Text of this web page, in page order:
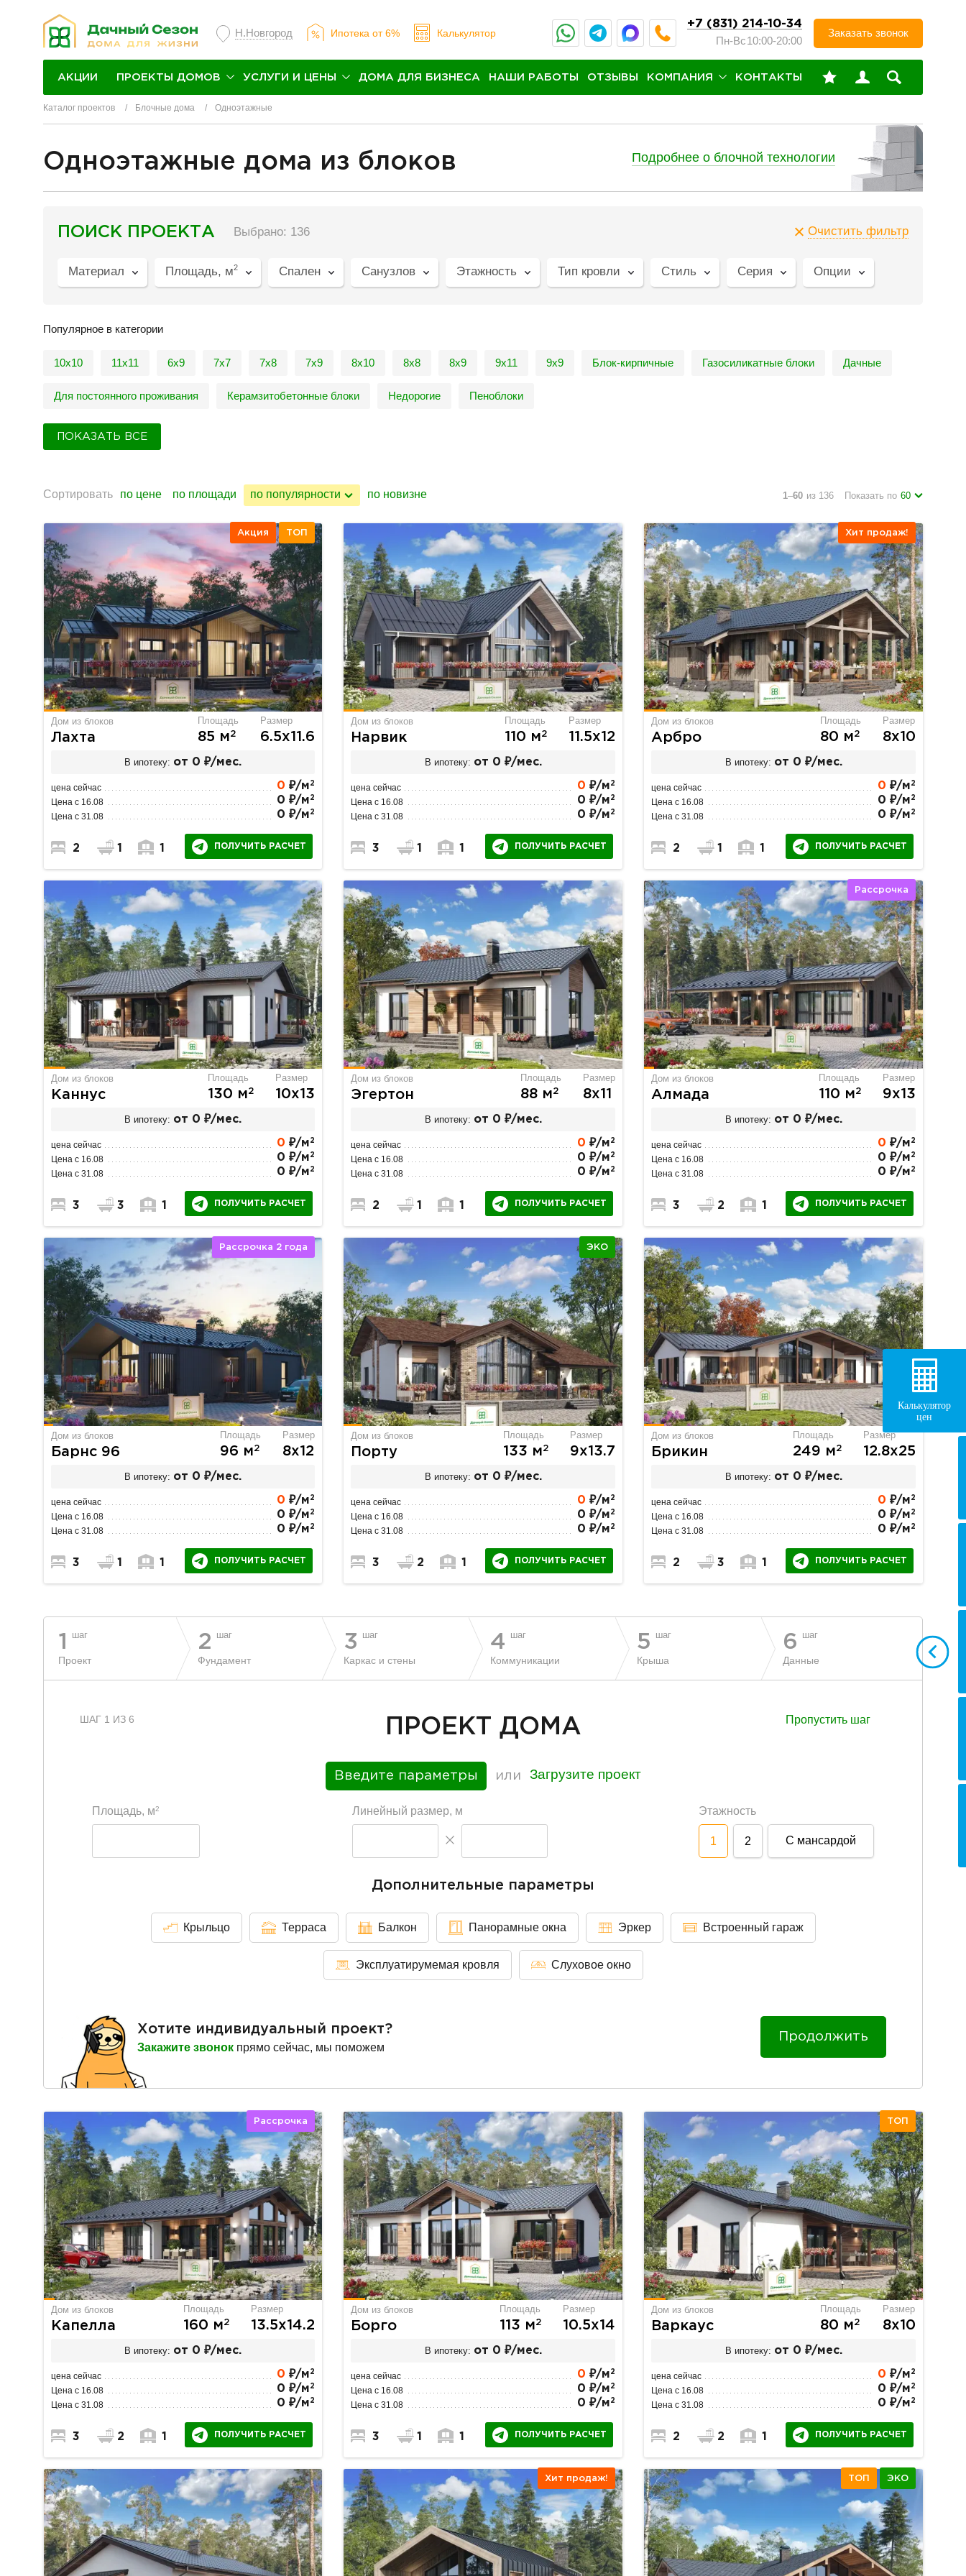
Н.Новгород Ипотека от 6% Калькулятор
+7 (831) 214-10-34
Пн-Вс10:00-20:00
Заказать звонок
АКЦИИ ПРОЕКТЫ ДОМОВ УСЛУГИ И ЦЕНЫ ДОМА ДЛЯ БИЗНЕСА НАШИ РАБОТЫ ОТЗЫВЫ КОМПАНИЯ КОНТАКТЫ
Каталог проектов Блочные дома Одноэтажные
Одноэтажные дома из блоков Подробнее о блочной технологии
ПОИСК ПРОЕКТА Выбрано: 136 Очистить фильтр
Материал Площадь, м2 Спален Санузлов Этажность Тип кровли Стиль Серия Опции
Популярное в категории
10х10 11х11 6х9 7х7 7х8 7х9 8х10 8х8 8х9 9х11 9х9 Блок-кирпичные Газосиликатные блоки Дачные
Для постоянного проживания Керамзитобетонные блоки Недорогие Пеноблоки
ПОКАЗАТЬ ВСЕ
Сортировать по цене по площади по популярности по новизне 1–60 из 136 Показать по 60
Акция ТОП
Дом из блоков
Лахта
Площадь
85 м2
Размер
6.5х11.6
В ипотеку: от 0 ₽/мес.
цена сейчас 0 ₽/м 2
Цена с 16.08 0 ₽/м 2
Цена с 31.08 0 ₽/м 2
2 1 1 ПОЛУЧИТЬ РАСЧЕТ
Дом из блоков
Нарвик
Площадь
110 м2
Размер
11.5х12
В ипотеку: от 0 ₽/мес.
цена сейчас 0 ₽/м 2
Цена с 16.08 0 ₽/м 2
Цена с 31.08 0 ₽/м 2
3 1 1 ПОЛУЧИТЬ РАСЧЕТ
Хит продаж!
Дом из блоков
Арбро
Площадь
80 м2
Размер
8х10
В ипотеку: от 0 ₽/мес.
цена сейчас 0 ₽/м 2
Цена с 16.08 0 ₽/м 2
Цена с 31.08 0 ₽/м 2
2 1 1 ПОЛУЧИТЬ РАСЧЕТ
Дом из блоков
Каннус
Площадь
130 м2
Размер
10х13
В ипотеку: от 0 ₽/мес.
цена сейчас 0 ₽/м 2
Цена с 16.08 0 ₽/м 2
Цена с 31.08 0 ₽/м 2
3 3 1 ПОЛУЧИТЬ РАСЧЕТ
Дом из блоков
Эгертон
Площадь
88 м2
Размер
8х11
В ипотеку: от 0 ₽/мес.
цена сейчас 0 ₽/м 2
Цена с 16.08 0 ₽/м 2
Цена с 31.08 0 ₽/м 2
2 1 1 ПОЛУЧИТЬ РАСЧЕТ
Рассрочка
Дом из блоков
Алмада
Площадь
110 м2
Размер
9х13
В ипотеку: от 0 ₽/мес.
цена сейчас 0 ₽/м 2
Цена с 16.08 0 ₽/м 2
Цена с 31.08 0 ₽/м 2
3 2 1 ПОЛУЧИТЬ РАСЧЕТ
Рассрочка 2 года
Дом из блоков
Барнс 96
Площадь
96 м2
Размер
8х12
В ипотеку: от 0 ₽/мес.
цена сейчас 0 ₽/м 2
Цена с 16.08 0 ₽/м 2
Цена с 31.08 0 ₽/м 2
3 1 1 ПОЛУЧИТЬ РАСЧЕТ
ЭКО
Дом из блоков
Порту
Площадь
133 м2
Размер
9х13.7
В ипотеку: от 0 ₽/мес.
цена сейчас 0 ₽/м 2
Цена с 16.08 0 ₽/м 2
Цена с 31.08 0 ₽/м 2
3 2 1 ПОЛУЧИТЬ РАСЧЕТ
Дом из блоков
Брикин
Площадь
249 м2
Размер
12.8х25
В ипотеку: от 0 ₽/мес.
цена сейчас 0 ₽/м 2
Цена с 16.08 0 ₽/м 2
Цена с 31.08 0 ₽/м 2
2 3 1 ПОЛУЧИТЬ РАСЧЕТ
1 шаг
Проект
2 шаг
Фундамент
3 шаг
Каркас и стены
4 шаг
Коммуникации
5 шаг
Крыша
6 шаг
Данные
ШАГ 1 ИЗ 6 ПРОЕКТ ДОМА Пропустить шаг
Введите параметры или Загрузите проект
Площадь, м2 Линейный размер, м Этажность
1 2 С мансардой
Дополнительные параметры
Крыльцо Терраса Балкон Панорамные окна Эркер Встроенный гараж
Эксплуатирумемая кровля Слуховое окно
Хотите индивидуальный проект?
Закажите звонок прямо сейчас, мы поможем
Продолжить
Рассрочка
Дом из блоков
Капелла
Площадь
160 м2
Размер
13.5х14.2
В ипотеку: от 0 ₽/мес.
цена сейчас 0 ₽/м 2
Цена с 16.08 0 ₽/м 2
Цена с 31.08 0 ₽/м 2
3 2 1 ПОЛУЧИТЬ РАСЧЕТ
Дом из блоков
Борго
Площадь
113 м2
Размер
10.5х14
В ипотеку: от 0 ₽/мес.
цена сейчас 0 ₽/м 2
Цена с 16.08 0 ₽/м 2
Цена с 31.08 0 ₽/м 2
3 1 1 ПОЛУЧИТЬ РАСЧЕТ
ТОП
Дом из блоков
Варкаус
Площадь
80 м2
Размер
8х10
В ипотеку: от 0 ₽/мес.
цена сейчас 0 ₽/м 2
Цена с 16.08 0 ₽/м 2
Цена с 31.08 0 ₽/м 2
2 2 1 ПОЛУЧИТЬ РАСЧЕТ
Хит продаж! ТОП ЭКО
Калькулятор
цен